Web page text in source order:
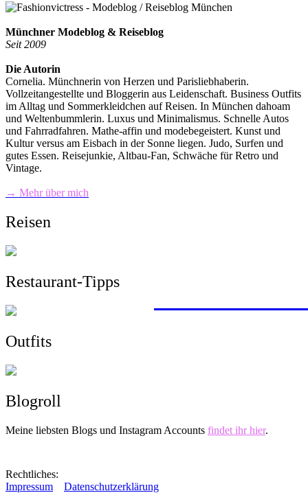
Münchner Modeblog & Reiseblog
Seit 2009
Die Autorin
Cornelia. Münchnerin von Herzen und Parisliebhaberin.
Vollzeitangestellte und Bloggerin aus Leidenschaft. Business Outfits
im Alltag und Sommerkleidchen auf Reisen. In München dahoam
und Weltenbummlerin. Luxus und Minimalismus. Schnelle Autos
und Fahrradfahren. Mathe-affin und modebegeistert. Kunst und
Kultur versus am Eisbach in der Sonne liegen. Judo, Surfen und
gutes Essen. Reisejunkie, Altbau-Fan, Schwäche für Retro und
Vintage.
→ Mehr über mich
Reisen
Restaurant-Tipps
Outfits
Blogroll
Meine liebsten Blogs und Instagram Accounts findet ihr hier.
Rechtliches:
Impressum
Datenschutzerklärung